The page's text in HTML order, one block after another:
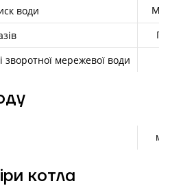
води
Па
зворотної мережевої води
мм
котла